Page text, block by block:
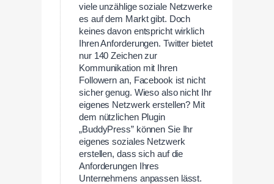
viele unzählige soziale Netzwerke
es auf dem Markt gibt. Doch
keines davon entspricht wirklich
Ihren Anforderungen. Twitter bietet
nur 140 Zeichen zur
Kommunikation mit Ihren
Followern an, Facebook ist nicht
sicher genug. Wieso also nicht Ihr
eigenes Netzwerk erstellen? Mit
dem nützlichen Plugin
„BuddyPress” können Sie Ihr
eigenes soziales Netzwerk
erstellen, dass sich auf die
Anforderungen Ihres
Unternehmens anpassen lässt.